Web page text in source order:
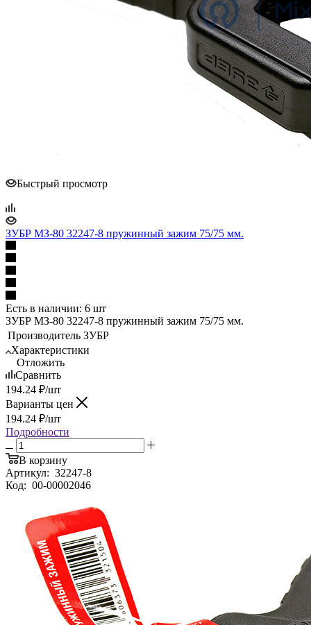
Быстрый просмотр
ЗУБР МЗ-80 32247-8 пружинный зажим 75/75 мм.
Есть в наличии: 6 шт
ЗУБР МЗ-80 32247-8 пружинный зажим 75/75 мм.
Производитель ЗУБР
Характеристики
Отложить
Сравнить
194.24 ₽/шт
Варианты цен
194.24 ₽/шт
Подробности
В корзину
Артикул: 32247-8
Код: 00-00002046